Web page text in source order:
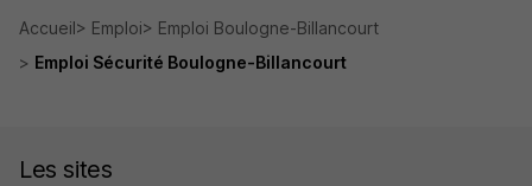
Accueil Emploi
Emploi Boulogne-Billancourt
Emploi Sécurité Boulogne-Billancourt
Les sites